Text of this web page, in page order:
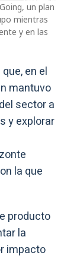
un plan
mientras
y en las
en el
mantuvo
sector a
y explorar
la que
producto
la
impacto